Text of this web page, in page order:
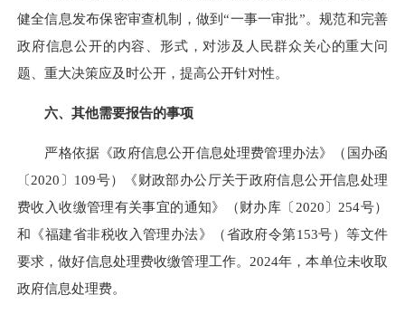
健全信息发布保密审查机制，做到“一事一审批”。规范和完善
政府信息公开的内容、形式，对涉及人民群众关心的重大问
题、重大决策应及时公开，提高公开针对性。
六、其他需要报告的事项
严格依据《政府信息公开信息处理费管理办法》（国办函
〔2020〕109号）《财政部办公厅关于政府信息公开信息处理
费收入收缴管理有关事宜的通知》（财办库〔2020〕254号）
和《福建省非税收入管理办法》（省政府令第153号）等文件
要求，做好信息处理费收缴管理工作。2024年，本单位未收取
政府信息处理费。